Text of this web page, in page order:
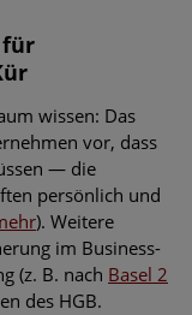
für
wissen: Das
vor, dass
— die
persönlich und
). Weitere
im Business-
(z. B. nach Basel 2
des HGB.